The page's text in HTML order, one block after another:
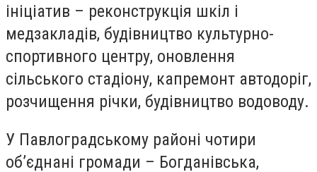
ініціатив – реконструкція шкіл і
медзакладів, будівництво культурно-
спортивного центру, оновлення
сільського стадіону, капремонт автодоріг,
розчищення річки, будівництво водоводу.
У Павлоградському районі чотири
об’єднані громади – Богданівська,